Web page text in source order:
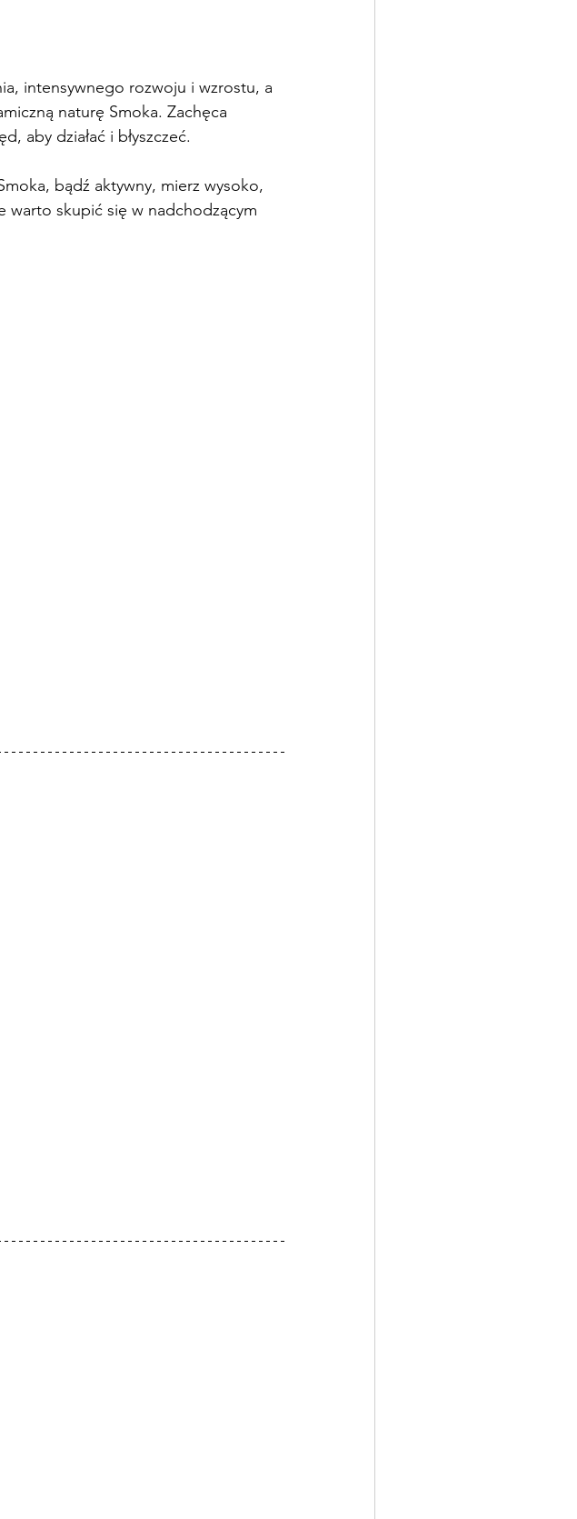
intensywnego rozwoju i wzrostu, a
naturę Smoka. Zachęca
aby działać i błyszczeć.
bądź aktywny, mierz wysoko,
warto skupić się w nadchodzącym